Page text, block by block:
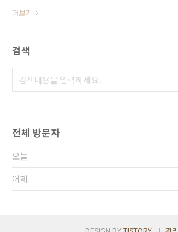
더보기
검색
전체 방문자
오늘
어제